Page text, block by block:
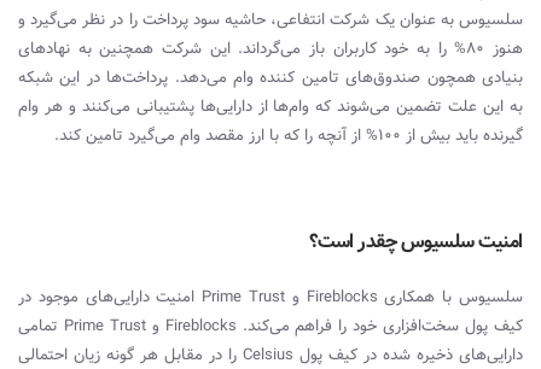
سلسیوس به عنوان یک شرکت انتفاعی، حاشیه سود پرداخت را در نظر می‌گیرد و
هنوز 80% را به خود کاربران باز می‌گرداند. این شرکت همچنین به نهادهای
بنیادی همچون صندوق‌های تامین کننده وام می‌دهد. پرداخت‌ها در این شبکه
به این علت تضمین می‌شوند که وام‌ها از دارایی‌ها پشتیبانی می‌کنند و هر وام
گیرنده باید بیش از 100% از آنچه را که با ارز مقصد وام می‌گیرد تامین کند.
امنیت سلسیوس چقدر است؟
سلسیوس با همکاری Fireblocks و Prime Trust امنیت دارایی‌‌های موجود در
کیف پول سخت‌افزاری خود را فراهم می‌کند. Fireblocks و Prime Trust تمامی
‌دارایی‌‌های ذخیره شده در کیف پول Celsius را در مقابل هر گونه زیان احتمالی